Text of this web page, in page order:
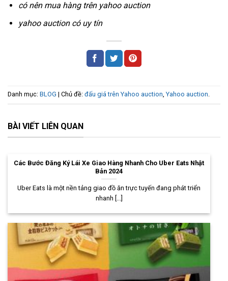
có nên mua hàng trên yahoo auction
yahoo auction có uy tín
Danh mục: BLOG | Chủ đề: đấu giá trên Yahoo auction, Yahoo auction.
BÀI VIẾT LIÊN QUAN
Các Bước Đăng Ký Lái Xe Giao Hàng Nhanh Cho Uber Eats Nhật
Bản 2024
Uber Eats là một nền tảng giao đồ ăn trực tuyến đang phát triển
nhanh [...]